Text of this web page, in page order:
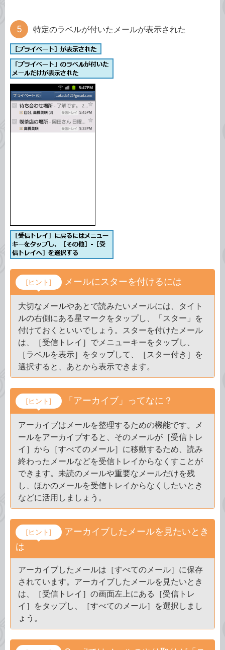
特定のラベルが付いたメールが表示された
[ヒント] メールにスターを付けるには
大切なメールやあとで読みたいメールには、タイト
ルの右側にある星マークをタップし、「スター」を
付けておくといいでしょう。スターを付けたメール
は、［受信トレイ］でメニューキーをタップし、
［ラベルを表示］をタップして、［スター付き］を
選択すると、あとから表示できます。
[ヒント] 「アーカイブ」ってなに？
アーカイブはメールを整理するための機能です。メ
ールをアーカイブすると、そのメールが［受信トレ
イ］から［すべてのメール］に移動するため、読み
終わったメールなどを受信トレイからなくすことが
できます。未読のメールや重要なメールだけを残
し、ほかのメールを受信トレイからなくしたいとき
などに活用しましょう。
[ヒント]
アーカイブしたメールを見たいとき
は
アーカイブしたメールは［すべてのメール］に保存
されています。アーカイブしたメールを見たいとき
は、［受信トレイ］の画面左上にある［受信トレ
イ］をタップし、［すべてのメール］を選択しまし
ょう。